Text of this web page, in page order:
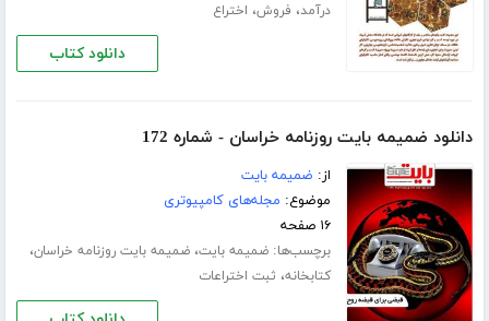
درآمد، فروش، اختراع
دانلود کتاب
دانلود ضمیمه بایت روزنامه خراسان - شماره 172
از: ضمیمه بایت
موضوع: مجله‌های کامپیوتری
۱۶ صفحه
برچسب‌ها:ضمیمه بایت،ضمیمه بایت روزنامه خراسان،
کتابخانه، ثبت اختراعات